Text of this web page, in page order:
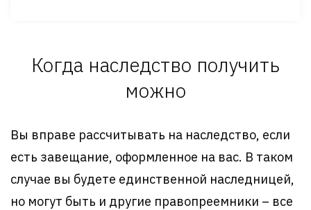
Когда наследство получить
можно
Вы вправе рассчитывать на наследство, если
есть завещание, оформленное на вас. В таком
случае вы будете единственной наследницей,
но могут быть и другие правопреемники – все